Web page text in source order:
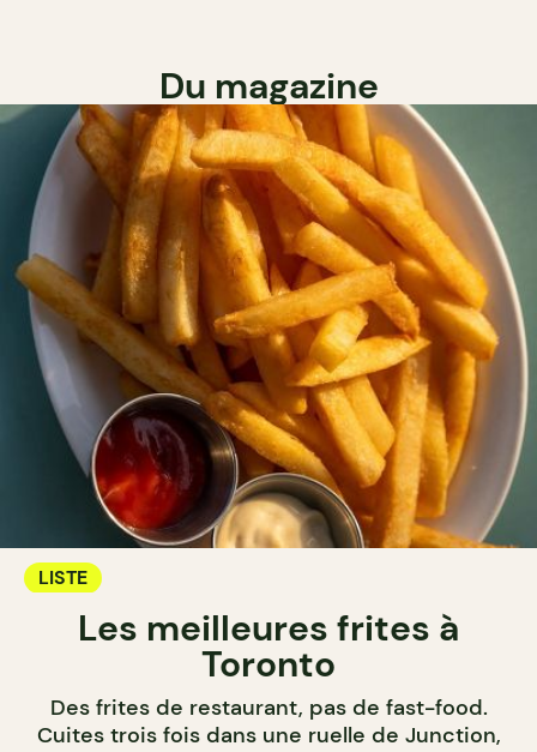
Du magazine
LISTE
Les meilleures frites à
Toronto
Des frites de restaurant, pas de fast-food.
Cuites trois fois dans une ruelle de Junction,